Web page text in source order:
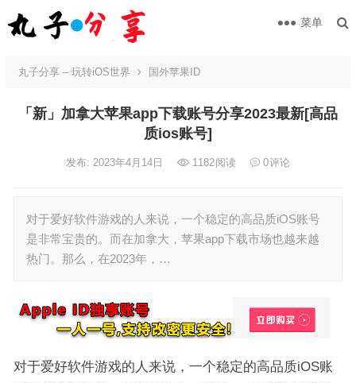
菜单
丸子分享 – 玩转iOS世界 国外苹果ID
「新」加拿大苹果app下载账号分享2023最新[高品
质ios账号]
发布: 2023年4月14日 1182阅读 0评论
对于爱好软件游戏的人来说，一个稳定的高品质iOS账号
是非常宝贵的。而在加拿大，苹果app下载市场也越来越
热门。那么，在2023年，…
对于爱好软件游戏的人来说，一个稳定的高品质iOS账